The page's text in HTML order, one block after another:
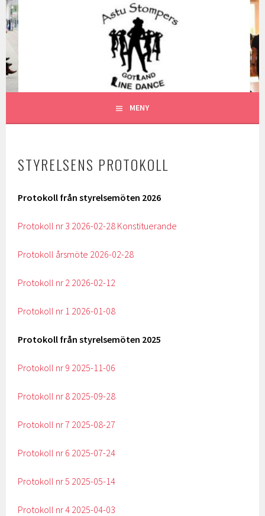
Gå
till
innehållASTU STOMPERS
GOTLAND LINEDANCE MEDLEMSSIDA
MENY
STYRELSENS PROTOKOLL
Protokoll från styrelsemöten 2026
Protokoll nr 3 2026-02-28 Konstituerande
Protokoll årsmöte 2026-02-28
Protokoll nr 2 2026-02-12
Protokoll nr 1 2026-01-08
Protokoll från styrelsemöten 2025
Protokoll nr 9 2025-11-06
Protokoll nr 8 2025-09-28
Protokoll nr 7 2025-08-27
Protokoll nr 6 2025-07-24
Protokoll nr 5 2025-05-14
Protokoll nr 4 2025-04-03